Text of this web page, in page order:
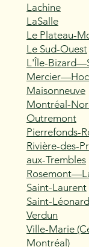
Lachine
LaSalle
Le Plateau-
Le Sud-Ouest
L'Île-
Maisonneuve
Montréal-
Outremont
Pierrefonds-
Rivière-des-
aux-Trembles
Saint-Laurent
Saint-Léonard
Verdun
Ville-Marie
Montréal)